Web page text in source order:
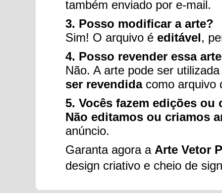
também enviado por e-mail.
3. Posso modificar a arte?
Sim! O arquivo é editável,
4. Posso revender essa
Não. A arte pode ser
ser revendidacomo arquivo
5. Vocês fazem edições
Não editamos ou criamos
anúncio.
Garanta agora a Arte Vetor
design criativo e cheio de